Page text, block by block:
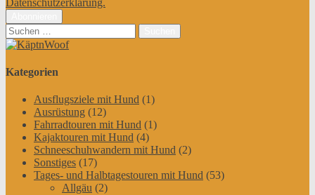
Suchen
nach:
Kategorien
Ausflugsziele mit Hund (1)
Ausrüstung (12)
Fahrradtouren mit Hund (1)
Kajaktouren mit Hund (4)
Schneeschuhwandern mit Hund (2)
Sonstiges (17)
Tages- und Halbtagestouren mit Hund (53)
Allgäu (2)